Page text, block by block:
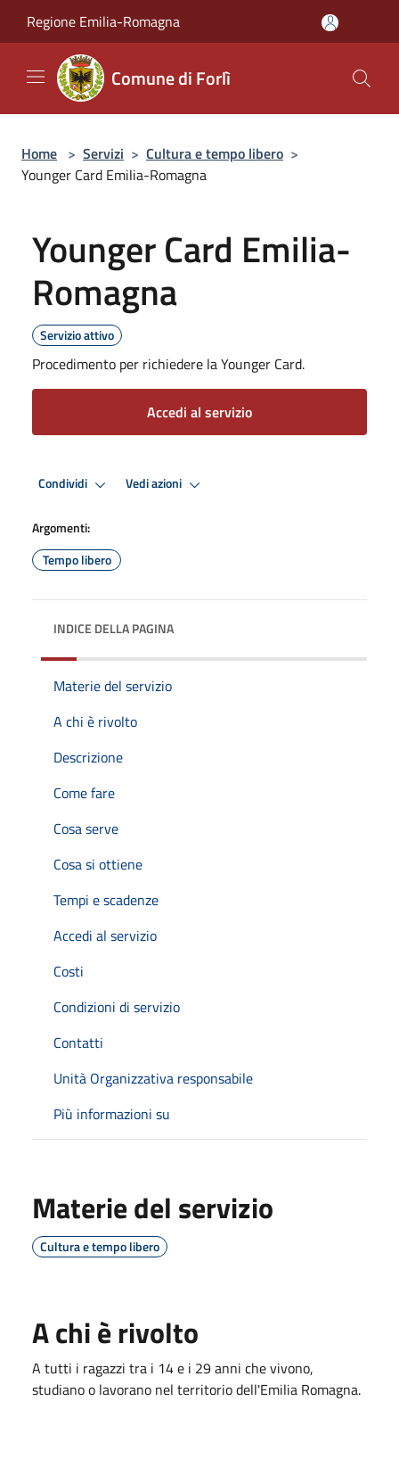
Regione Emilia-Romagna
Comune di Forlì
Home > Servizi > Cultura e tempo libero >
Younger Card Emilia-Romagna
Younger Card Emilia-
Romagna
Servizio attivo
Procedimento per richiedere la Younger Card.
Accedi al servizio
Condividi Vedi azioni
Argomenti:
Tempo libero
INDICE DELLA PAGINA
Materie del servizio
A chi è rivolto
Descrizione
Come fare
Cosa serve
Cosa si ottiene
Tempi e scadenze
Accedi al servizio
Costi
Condizioni di servizio
Contatti
Unità Organizzativa responsabile
Più informazioni su
Materie del servizio
Cultura e tempo libero
A chi è rivolto
A tutti i ragazzi tra i 14 e i 29 anni che vivono,
studiano o lavorano nel territorio dell'Emilia Romagna.